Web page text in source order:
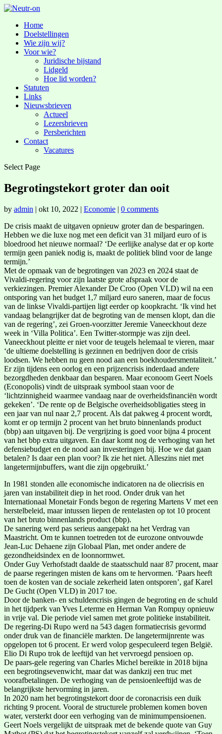
Home
Doelstellingen
Wie zijn wij?
Voor wie?
Juridische bijstand
Lidgeld
Hoe lid worden?
Statuten
Links
Nieuwsbrieven
Actueel
Lezersbrieven
Persberichten
Contact
Vacatures
Select Page
Begrotingstekort groter dan ooit
by admin | okt 10, 2022 | Economie | 0 comments
De crisis maakt de uitgaven opnieuw groter dan de besparingen.
Hebben we die luxe nog met een deficit van 31 miljard euro of is
bloedrood het nieuwe normaal? ‘De eerlijke analyse dat er op korte
termijn geen paniek nodig is, maakt de politiek blind voor de lange
termijn.’
Met de opmaak van de begrotingen van 2023 en 2024 staat de
Vivaldi-regering voor zijn laatste grote afspraak voor de
verkiezingen. Premier Alexander De Croo (Open VLD) wil na een
ontsporing van het budget 1,7 miljard euro saneren, maar de focus
van de linkse Vivaldi-partijen ligt eerder op koopkracht. ‘Ik vind het
vandaag belangrijker dat de begroting van de mensen klopt, dan die
van de regering’, zei Groen-voorzitter Jeremie Vaneeckhout deze
week in ‘Villa Politica’. Een Twitter-stormpje was zijn deel.
Vaneeckhout pleitte er niet voor de teugels helemaal te vieren, maar
‘de ultieme doelstelling is gezinnen en bedrijven door de crisis
loodsen. We hebben nu geen nood aan een boekhoudersmentaliteit.’
Er zijn tijdens een oorlog en een prijzencrisis inderdaad andere
bezorgdheden denkbaar dan besparen. Maar econoom Geert Noels
(Econopolis) vindt de uitspraak symbool staan voor de
‘lichtzinnigheid waarmee vandaag naar de overheidsfinanciën wordt
gekeken’. ‘De rente op de Belgische overheidsobligaties steeg in
een jaar van nul naar 2,7 procent. Als dat pakweg 4 procent wordt,
komt er op termijn 2 procent van het bruto binnenlands product
(bbp) aan uitgaven bij. De vergrijzing is goed voor bijna 4 procent
van het bbp extra uitgaven. En daar komt nog de verhoging van het
defensiebudget en de nood aan investeringen bij. Hoe we dat gaan
betalen? Is daar een plan voor? Ik zie het niet. Alleszins niet met
langetermijnbuffers, want die zijn opgebruikt.’
In 1981 stonden alle economische indicatoren na de oliecrisis en
jaren van instabiliteit diep in het rood. Onder druk van het
Internationaal Monetair Fonds begon de regering Martens V met een
herstelbeleid, maar intussen liepen de rentelasten op tot 10 procent
van het bruto binnenlands product (bbp).
De sanering werd pas serieus aangepakt na het Verdrag van
Maastricht. Om te kunnen toetreden tot de eurozone ontvouwde
Jean-Luc Dehaene zijn Globaal Plan, met onder andere de
gezondheidsindex en de loonnormwet.
Onder Guy Verhofstadt daalde de staatsschuld naar 87 procent, maar
de paarse regeringen misten de kans om te hervormen. ‘Paars heeft
toen de kosten van de sociale zekerheid laten ontsporen’, gaf Karel
De Gucht (Open VLD) in 2017 toe.
Door de banken- en schuldencrisis gingen de begroting en de schuld
in het tijdperk van Yves Leterme en Herman Van Rompuy opnieuw
in vrije val. Die periode viel samen met grote politieke instabiliteit.
De regering-Di Rupo werd na 543 dagen formatiecrisis gevormd
onder druk van de financiële markten. De langetermijnrente was
opgelopen tot 6 procent. Er werd volop gespeculeerd tegen België.
Elio Di Rupo trok de leeftijd van het vervroegd pensioen op.
De paars-gele regering van Charles Michel bereikte in 2018 bijna
een begrotingsevenwicht, maar dat was dankzij een truc met
voorafbetalingen. De verhoging van de pensioenleeftijd was de
belangrijkste hervorming in jaren.
In 2020 nam het begrotingstekort door de coronacrisis een duik
richting 9 procent. Vooral de structurele problemen komen boven
water, versterkt door een verhoging van de minimumpensioenen.
Geert Noels vergelijkt de uitspraak met de bekende quote van Guy